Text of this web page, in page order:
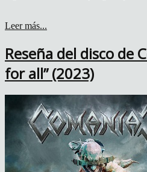
Leer más...
Reseña del disco de
for all” (2023)